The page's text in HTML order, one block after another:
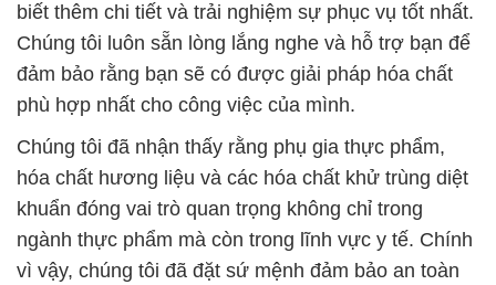
biết thêm chi tiết và trải nghiệm sự phục vụ tốt nhất.
Chúng tôi luôn sẵn lòng lắng nghe và hỗ trợ bạn để
đảm bảo rằng bạn sẽ có được giải pháp hóa chất
phù hợp nhất cho công việc của mình.
Chúng tôi đã nhận thấy rằng phụ gia thực phẩm,
hóa chất hương liệu và các hóa chất khử trùng diệt
khuẩn đóng vai trò quan trọng không chỉ trong
ngành thực phẩm mà còn trong lĩnh vực y tế. Chính
vì vậy, chúng tôi đã đặt sứ mệnh đảm bảo an toàn